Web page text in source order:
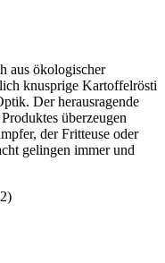
aus ökologischer
knusprige Kartoffelrösti
Der herausragende
überzeugen
der Fritteuse oder
gelingen immer und